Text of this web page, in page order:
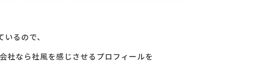
るので、
社なら社風を感じさせるプロフィールを